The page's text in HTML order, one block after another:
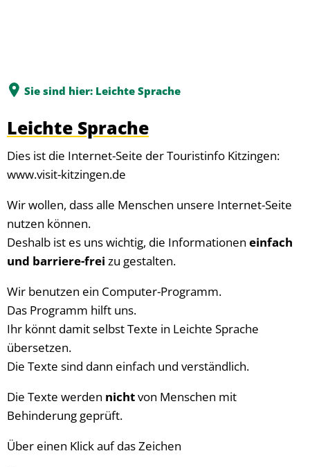
Sie sind hier: Leichte Sprache
Leichte Sprache
Dies ist die Internet-Seite der Touristinfo Kitzingen:
www.visit-kitzingen.de
Wir wollen, dass alle Menschen unsere Internet-Seite
nutzen können.
Deshalb ist es uns wichtig, die Informationen einfach
und barriere-frei zu gestalten.
Wir benutzen ein Computer-Programm.
Das Programm hilft uns.
Ihr könnt damit selbst Texte in Leichte Sprache
übersetzen.
Die Texte sind dann einfach und verständlich.
Die Texte werden nichtvon Menschen mit
Behinderung geprüft.
Über einen Klick auf das Zeichen